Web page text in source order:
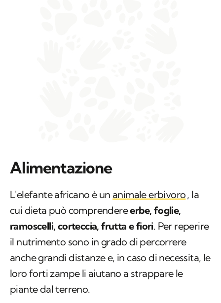
Alimentazione
L'elefante africano è un animale erbivoro, la
cui dieta può comprendereerbe, foglie,
ramoscelli, corteccia, frutta e fiori. Per reperire
il nutrimento sono in grado di percorrere
anche grandi distanze e, in caso di necessita, le
loro forti zampe li aiutano a strappare le
piante dal terreno.